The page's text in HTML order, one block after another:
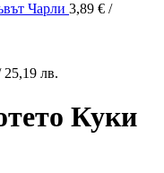
Чарли 3,89 € /
25,19 лв.
Куки